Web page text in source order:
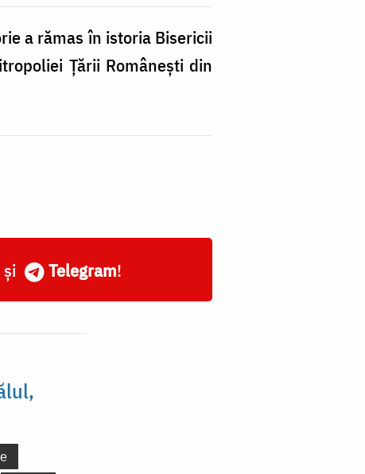
a rămas în istoria Bisericii
Ţării Româneşti din
și Telegram!